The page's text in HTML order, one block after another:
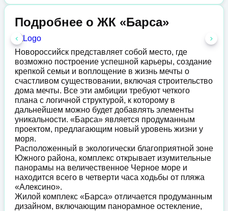
Подробнее о ЖК «Барса»
Новороссийск представляет собой место, где
возможно построение успешной карьеры, создание
крепкой семьи и воплощение в жизнь мечты о
счастливом существовании, включая строительство
дома мечты. Все эти амбиции требуют четкого
плана с логичной структурой, к которому в
дальнейшем можно будет добавлять элементы
уникальности. «Барса» является продуманным
проектом, предлагающим новый уровень жизни у
моря.
Расположенный в экологически благоприятной зоне
Южного района, комплекс открывает изумительные
панорамы на величественное Черное море и
находится всего в четверти часа ходьбы от пляжа
«Алексино».
Жилой комплекс «Барса» отличается продуманным
дизайном, включающим панорамное остекление,